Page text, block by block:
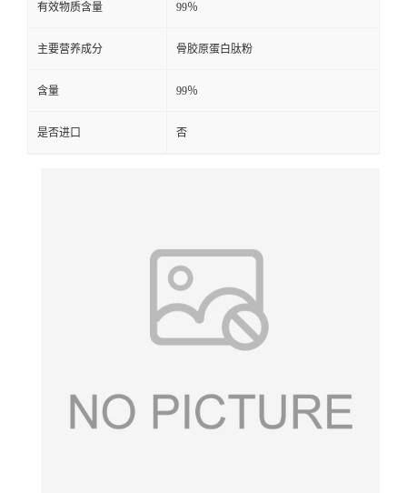
有效物质含量 99％
主要营养成分 骨胶原蛋白肽粉
含量 99％
是否进口 否